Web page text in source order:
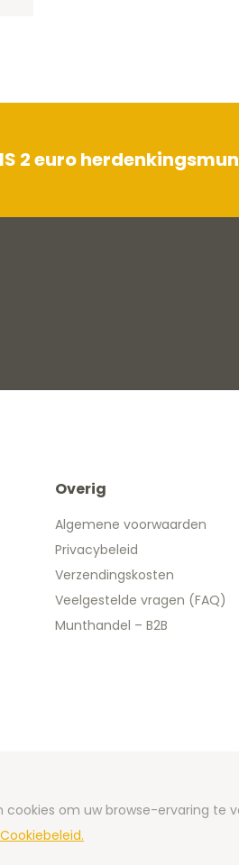
2 euro
Overig
Algemene voorwaarden
Privacybeleid
Verzendingskosten
Veelgestelde vragen (FAQ)
Munthandel – B2B
-
cookies om uw browse-ervaring te
Cookiebeleid.